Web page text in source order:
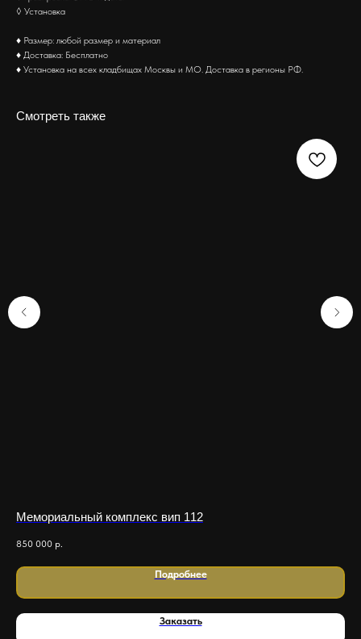
◊ Установка
♦ Размер: любой размер и материал
♦ Доставка: Бесплатно
♦ Установка на всех кладбищах Москвы и МО. Доставка в регионы РФ.
Смотреть также
Мемориальный комплекс вип 112
850 000 р.
Подробнее
Заказать